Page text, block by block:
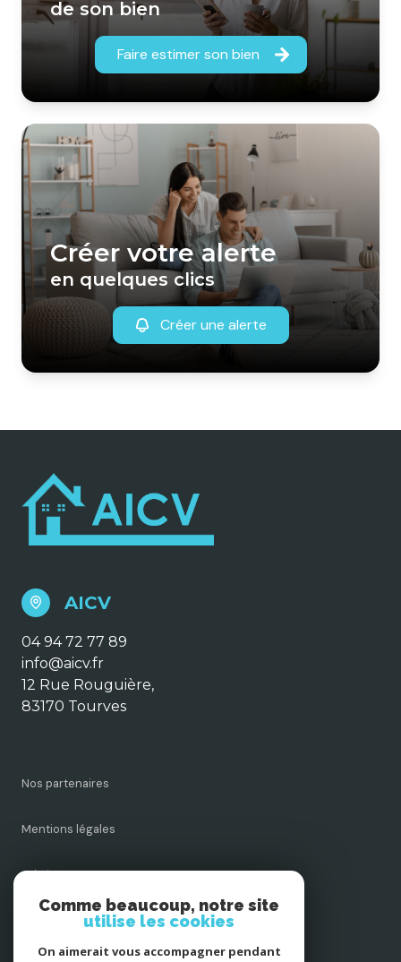
de son bien
Faire estimer son bien
Créer votre alerte
en quelques clics
Créer une alerte
AICV
04 94 72 77 89
info@aicv.fr
12 Rue Rouguière,
83170 Tourves
Nos partenaires
Mentions légales
Admin
Nos honoraires
Comme beaucoup, notre site
utilise les cookies
On aimerait vous accompagner pendant